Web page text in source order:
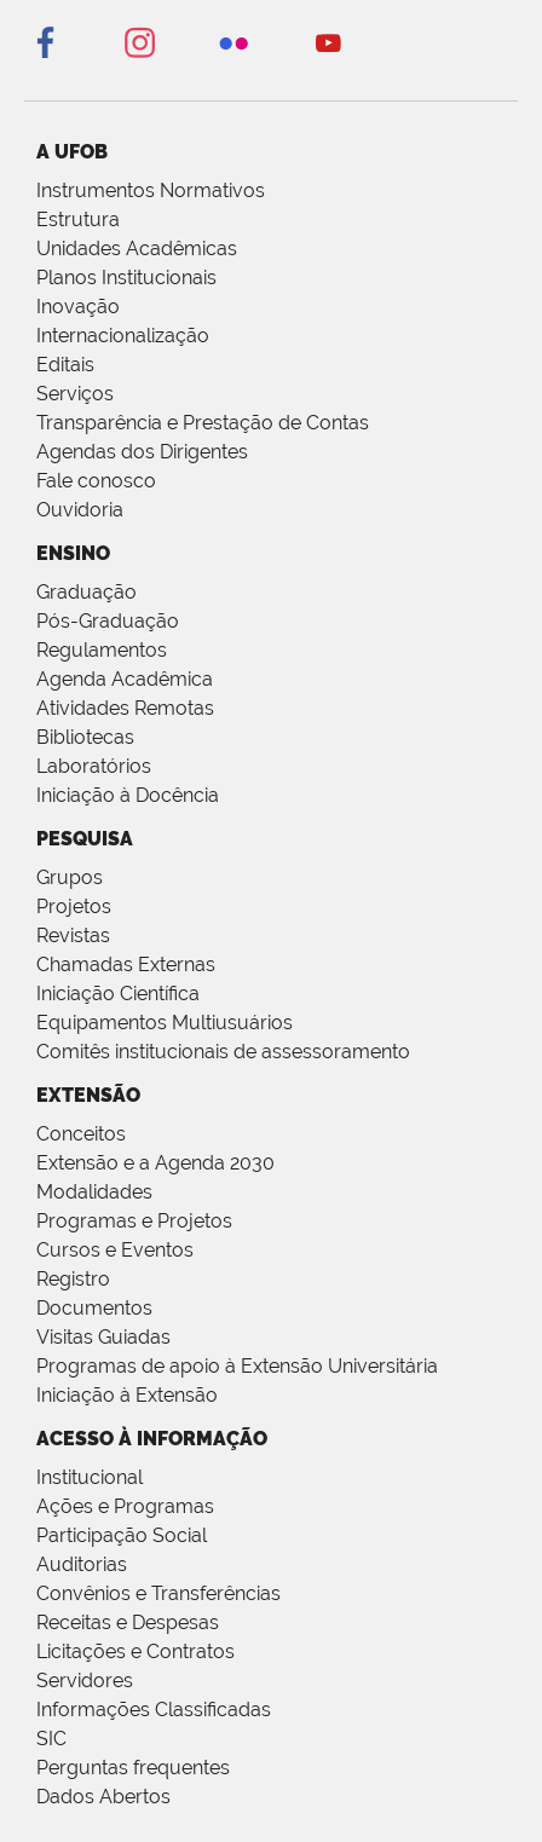
A UFOB
Instrumentos Normativos
Estrutura
Unidades Acadêmicas
Planos Institucionais
Inovação
Internacionalização
Editais
Serviços
Transparência e Prestação de Contas
Agendas dos Dirigentes
Fale conosco
Ouvidoria
ENSINO
Graduação
Pós-Graduação
Regulamentos
Agenda Acadêmica
Atividades Remotas
Bibliotecas
Laboratórios
Iniciação à Docência
PESQUISA
Grupos
Projetos
Revistas
Chamadas Externas
Iniciação Científica
Equipamentos Multiusuários
Comitês institucionais de assessoramento
EXTENSÃO
Conceitos
Extensão e a Agenda 2030
Modalidades
Programas e Projetos
Cursos e Eventos
Registro
Documentos
Visitas Guiadas
Programas de apoio à Extensão Universitária
Iniciação à Extensão
ACESSO À INFORMAÇÃO
Institucional
Ações e Programas
Participação Social
Auditorias
Convênios e Transferências
Receitas e Despesas
Licitações e Contratos
Servidores
Informações Classificadas
SIC
Perguntas frequentes
Dados Abertos